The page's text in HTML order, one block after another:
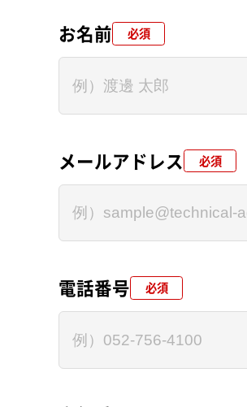
お名前 必須
メールアドレス 必須
電話番号 必須